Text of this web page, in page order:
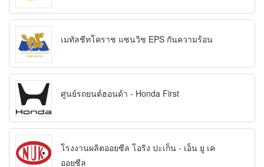
เมทัลชีทโคราช แซนวิช EPS กันความร้อน
ศูนย์รถยนต์ฮอนด้า - Honda First
โรงงานผลิตออยซีล โอริง ปะเก็น - เอ็น ยู เค
ออยซีล